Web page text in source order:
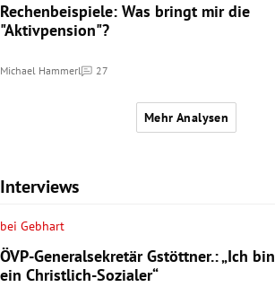
Rechenbeispiele: Was bringt mir die
"Aktivpension"?
Michael Hammerl 27
Kommentare
Mehr Analysen
Interviews
bei Gebhart
ÖVP-Generalsekretär Gstöttner.: „Ich bin
ein Christlich-Sozialer“